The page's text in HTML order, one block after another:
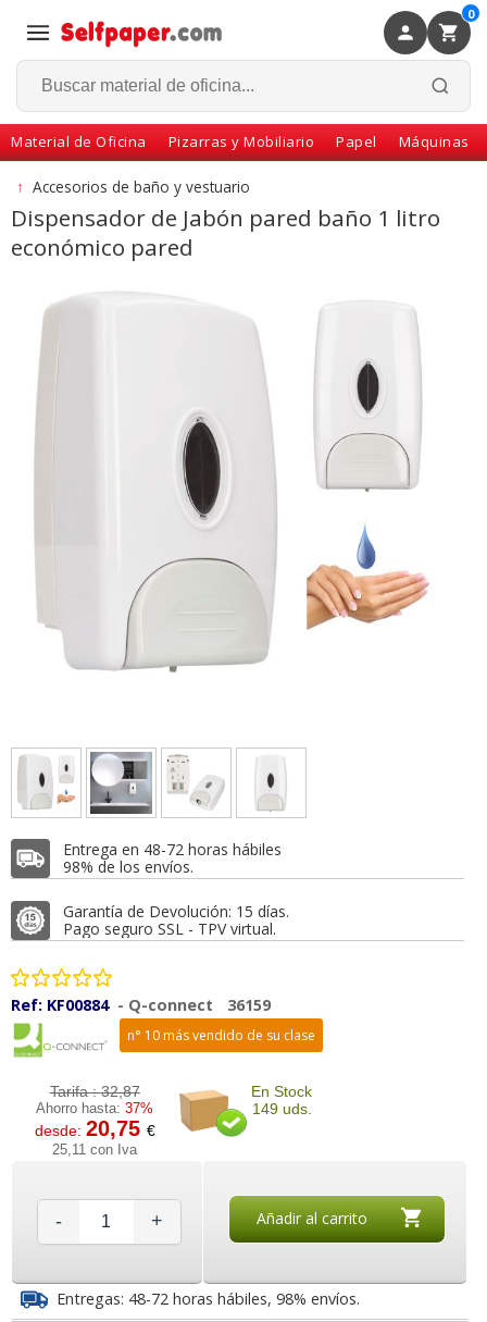
0
Material de Oficina Pizarras y Mobiliario Papel Máquinas
Volver
↑ Accesorios de baño y vestuario
Dispensador de Jabón pared baño 1 litro
económico pared
Entrega en 48-72 horas hábiles
98% de los envíos.
Garantía de Devolución: 15 días.
Pago seguro SSL - TPV virtual.
Ref: KF00884 - Q-connect 36159
n° 10 más vendido de su clase
Tarifa :32,87
Ahorro hasta:37%
desde: 20,75 €
25,11 con Iva
En Stock
149 uds.
- + Añadir al carrito
Entregas: 48-72 horas hábiles, 98% envíos.